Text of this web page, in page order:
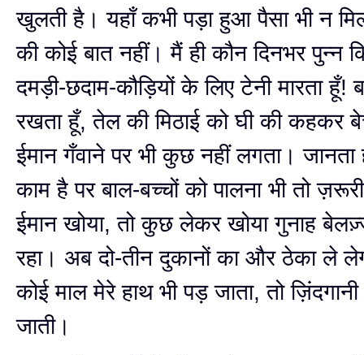
खुलती है। यहाँ कभी पड़ा हुआ पैसा भी न
की कोई बात नहीं। मैं ही कौन दिनभर पुन्न
दमड़ी-छदाम-कौड़ियों के लिए टेनी मारता हूँ!
रखता हूँ, तेल की मिठाई को घी की कहकर
ईमान गँवाने पर भी कुछ नहीं लगता। जानता
काम है पर बाल-बच्चों को पालना भी तो
ईमान खोया, तो कुछ लेकर खोया गुनाह
रहा। अब दो-तीन दुकानों का और ठेका ले
कोई माल मेरे हाथ भी पड़ जाता, तो
जाती।